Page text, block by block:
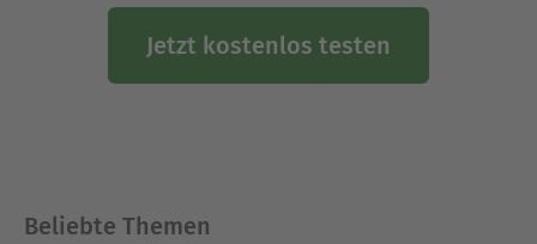
Jetzt kostenlos testen
Beliebte Themen